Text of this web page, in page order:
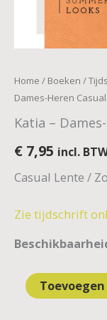
Home / Boeken /
Dames-Heren
Katia –
€ 7,95 incl.
Casual Lente /
Zie tijdschrift